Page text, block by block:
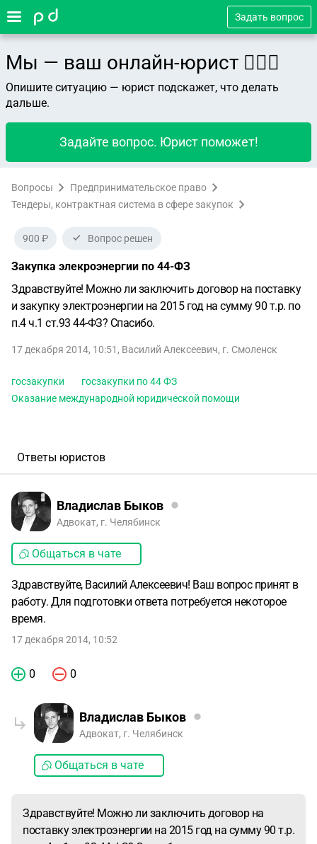
Задать вопрос
Мы — ваш онлайн-юрист 👨🏻‍⚖️
Опишите ситуацию — юрист подскажет, что делать
дальше.
Задайте вопрос. Юрист поможет!
Вопросы
Предпринимательское право
Тендеры, контрактная система в сфере закупок
900 ₽ Вопрос решен
Закупка элекроэнергии по 44-ФЗ
Здравствуйте! Можно ли заключить договор на поставку
и закупку электроэнергии на 2015 год на сумму 90 т.р. по
п.4 ч.1 ст.93 44-ФЗ? Спасибо.
17 декабря 2014, 10:51 , Василий Алексеевич, г. Смоленск
госзакупки
госзакупки по 44 ФЗ
Оказание международной юридической помощи
Ответы юристов
Владислав Быков
Адвокат, г. Челябинск
Общаться в чате
Здравствуйте, Василий Алексеевич! Ваш вопрос принят в
работу. Для подготовки ответа потребуется некоторое
время.
17 декабря 2014, 10:52
0 0
Владислав Быков
Адвокат, г. Челябинск
Общаться в чате
Здравствуйте! Можно ли заключить договор на
поставку электроэнергии на 2015 год на сумму 90 т.р.